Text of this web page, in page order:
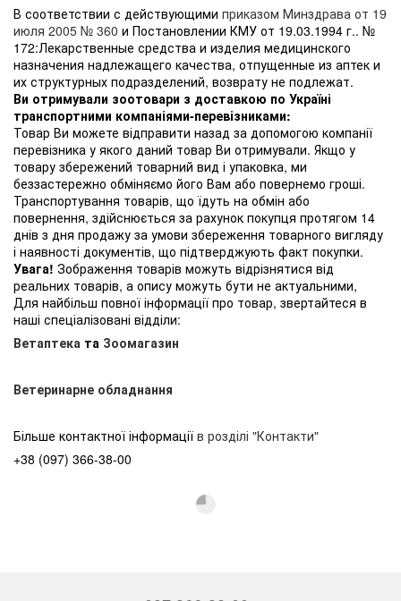
В соответствии с действующими приказом Минздрава от 19
июля 2005 № 360 и Постановлении КМУ от 19.03.1994 г.. №
172:Лекарственные средства и изделия медицинского
назначения надлежащего качества, отпущенные из аптек и
их структурных подразделений, возврату не подлежат.
Ви отримували зоотовари з доставкою по Україні
транспортними компаніями-перевізниками:
Товар Ви можете відправити назад за допомогою компанії
перевізника у якого даний товар Ви отримували. Якщо у
товару збережений товарний вид і упаковка, ми
беззастережно обміняємо його Вам або повернемо гроші.
Транспортування товарів, що їдуть на обмін або
повернення, здійснюється за рахунок покупця протягом 14
днів з дня продажу за умови збереження товарного вигляду
і наявності документів, що підтверджують факт покупки.
Увага! Зображення товарів можуть відрізнятися від
реальних товарів, а опису можуть бути не актуальними,
Для найбільш повної інформації про товар, звертайтеся в
наші спеціалізовані відділи:
Ветаптека та Зоомагазин
Ветеринарне обладнання
Більше контактної інформації в розділі "Контакти"
+38 (097) 366-38-00